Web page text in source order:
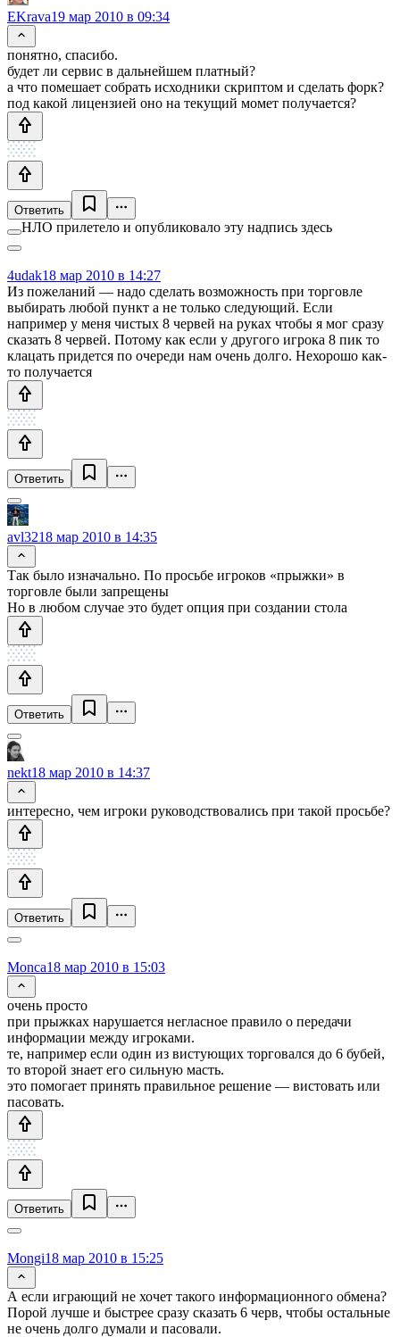
EKrava19 мар 2010 в 09:34
понятно, спасибо.
будет ли сервис в дальнейшем платный?
а что помешает собрать исходники скриптом и сделать форк?
под какой лицензией оно на текущий момет получается?
Ответить
НЛО прилетело и опубликовало эту надпись здесь
4udak18 мар 2010 в 14:27
Из пожеланий — надо сделать возможность при торговле
выбирать любой пункт а не только следующий. Если
например у меня чистых 8 червей на руках чтобы я мог сразу
сказать 8 червей. Потому как если у другого игрока 8 пик то
клацать придется по очереди нам очень долго. Нехорошо как-
то получается
Ответить
avl3218 мар 2010 в 14:35
Так было изначально. По просьбе игроков «прыжки» в
торговле были запрещены
Но в любом случае это будет опция при создании стола
Ответить
nekt18 мар 2010 в 14:37
интересно, чем игроки руководствовались при такой просьбе?
Ответить
Monca18 мар 2010 в 15:03
очень просто
при прыжках нарушается негласное правило о передачи
информации между игроками.
те, например если один из вистующих торговался до 6 бубей,
то второй знает его сильную масть.
это помогает принять правильное решение — вистовать или
пасовать.
Ответить
Mongi18 мар 2010 в 15:25
А если играющий не хочет такого информационного обмена?
Порой лучше и быстрее сразу сказать 6 черв, чтобы остальные
не очень долго думали и пасовали.